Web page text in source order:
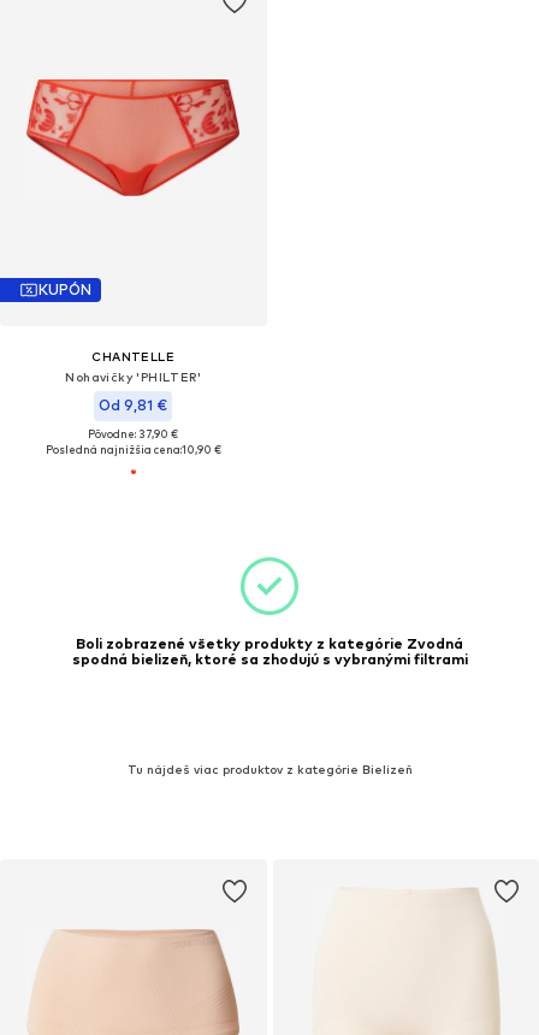
KUPÓN
CHANTELLE
Nohavičky 'PHILTER'
Od 9,81 €
Pôvodne: 37,90 €
Posledná najnižšia cena:10,90 €
Boli zobrazené všetky produkty z kategórie Zvodná
spodná bielizeň, ktoré sa zhodujú s vybranými filtrami
Tu nájdeš viac produktov z kategórie Bielizeň